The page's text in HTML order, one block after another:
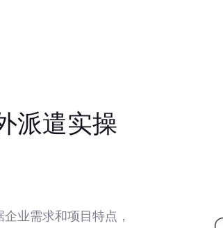
派遣实操
业需求和项目特点，